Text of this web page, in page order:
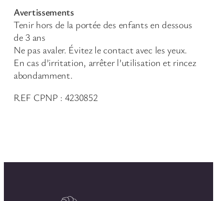
Avertissements
Tenir hors de la portée des enfants en dessous
de 3 ans
Ne pas avaler. Évitez le contact avec les yeux.
En cas d’irritation, arrêter l’utilisation et rincez
abondamment.
REF CPNP : 4230852